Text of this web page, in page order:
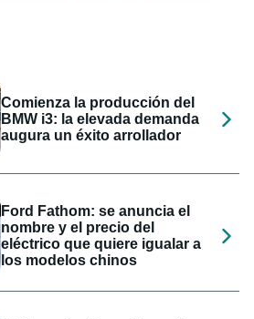
Comienza la producción del
BMW i3: la elevada demanda
augura un éxito arrollador
Ford Fathom: se anuncia el
nombre y el precio del
eléctrico que quiere igualar a
los modelos chinos